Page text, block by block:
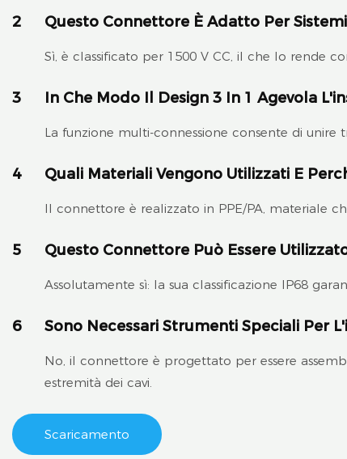
2 Questo Connettore È Adatto Per Sistemi
Sì, è classificato per 1500 V CC, il che lo rende
3 In Che Modo Il Design 3 In 1 Agevola
La funzione multi-connessione consente di
4 Quali Materiali Vengono Utilizzati E
Il connettore è realizzato in PPE/PA, materiale
5 Questo Connettore Può Essere
Assolutamente sì: la sua classificazione IP68
6 Sono Necessari Strumenti Speciali Per
No, il connettore è progettato per essere
estremità dei cavi.
Scaricamento